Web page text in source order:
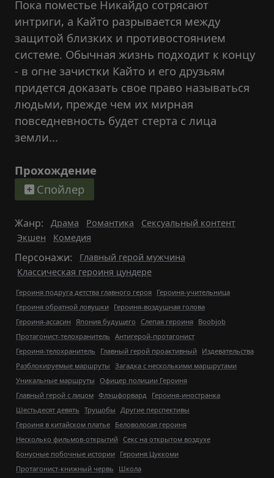
Пока поместье Никайдо сотрясают
интриги, а Кайто разрывается между
защитой близких и противостоянием
системе. Обычная жизнь подходит к концу
- в огне зачистки Кайто и его друзьям
придется доказать свое право называться
людьми, прежде чем их мирная
повседневность будет стерта с лица
земли...
Прохождение
Спойлер
Жанр: Драма Романтика
Сексуальный контент
Экшен
Комедия
Персонажи:
Главный герой мужчина
Классическая героиня цундере
Героиня подруга детства главного героя Героиня-учительница
Героиня обратной ловушки Героиня-воздушная голова
Героиня-ассасин Япония будущего Слепая героиня Boobjob
Протагонист-телохранитель Антигерой-протагонист
Героиня-телохранитель
Главный герой проактивный Издевательства
Разблокируемые маршруты Загадка с несколькими маршрутами
Уникальные маршруты Офицер полиции Героиня
Главный герой с лицом Флэшфорвард Героиня-иностранка
Шестьдесят девять Трущобы Другие перспективы
Героиня в китайском платье Беловолосая героиня
Несколько фильмов-открытий Секс на открытом воздухе
Бонусные побочные истории Героиня Цуккоми
Протагонист-книжный червь
Школа